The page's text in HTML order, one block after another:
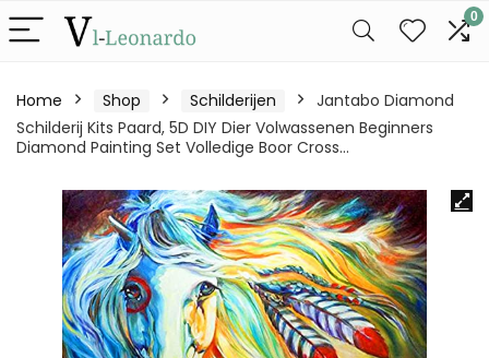
0
Home Shop Schilderijen
Jantabo Diamond
Schilderij Kits Paard, 5D DIY Dier Volwassenen Beginners
Diamond Painting Set Volledige Boor Cross…